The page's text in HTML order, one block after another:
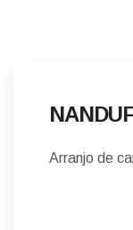
Arranjo de